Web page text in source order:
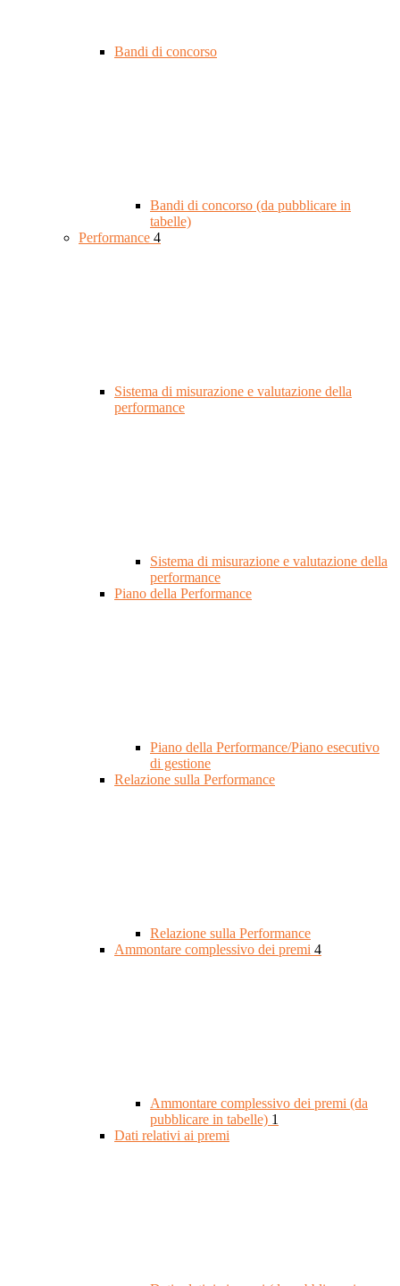
Bandi di concorso
Bandi di concorso (da pubblicare in
tabelle)
Performance 4
Sistema di misurazione e valutazione della
performance
Sistema di misurazione e valutazione della
performance
Piano della Performance
Piano della Performance/Piano esecutivo
di gestione
Relazione sulla Performance
Relazione sulla Performance
Ammontare complessivo dei premi 4
Ammontare complessivo dei premi (da
pubblicare in tabelle) 1
Dati relativi ai premi